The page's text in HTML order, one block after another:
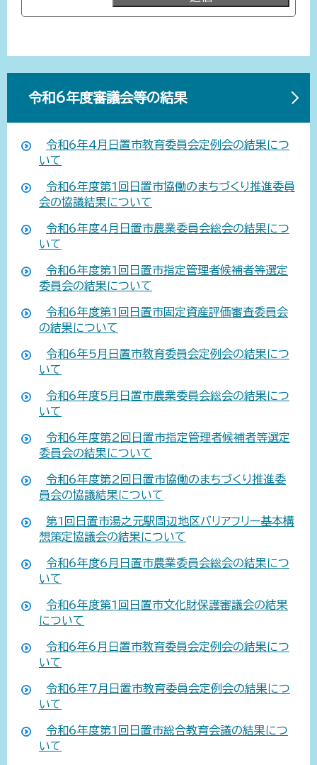
令和6年度審議会等の結果
令和6年4月日置市教育委員会定例会の結果につ
いて
令和6年度第1回日置市協働のまちづくり推進委員
会の協議結果について
令和6年度4月日置市農業委員会総会の結果につ
いて
令和6年度第1回日置市指定管理者候補者等選定
委員会の結果について
令和6年度第1回日置市固定資産評価審査委員会
の結果について
令和6年5月日置市教育委員会定例会の結果につ
いて
令和6年度5月日置市農業委員会総会の結果につ
いて
令和6年度第2回日置市指定管理者候補者等選定
委員会の結果について
令和6年度第2回日置市協働のまちづくり推進委
員会の協議結果について
第1回日置市湯之元駅周辺地区バリアフリー基本構
想策定協議会の結果について
令和6年度6月日置市農業委員会総会の結果につ
いて
令和6年度第1回日置市文化財保護審議会の結果
について
令和6年6月日置市教育委員会定例会の結果につ
いて
令和6年7月日置市教育委員会定例会の結果につ
いて
令和6年度第1回日置市総合教育会議の結果につ
いて